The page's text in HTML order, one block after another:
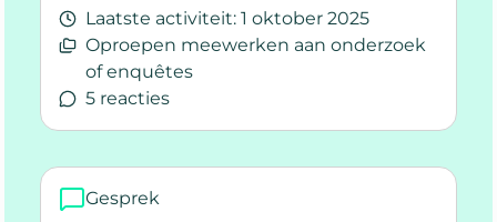
Laatste activiteit: 1 oktober 2025
Oproepen meewerken aan onderzoek
of enquêtes
5 reacties
Lees meer over Menopauze en Cognitie
Gesprek